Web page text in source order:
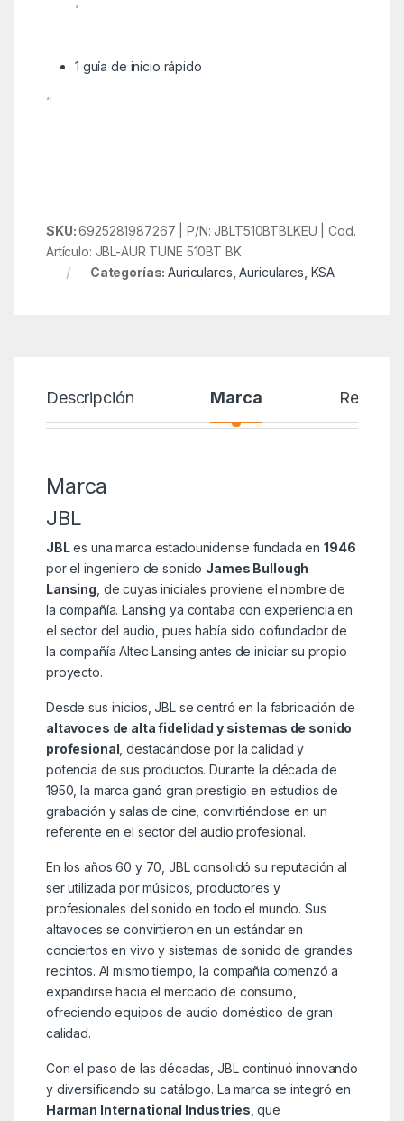
‘
1 guía de inicio rápido
“
SKU:6925281987267 | P/N: JBLT510BTBLKEU | Cod.
Artículo: JBL-AUR TUNE 510BT BK
Categorías:Auriculares ,Auriculares KSA
Descripción Marca Reseñas
Marca
JBL
JBLes una marca estadounidense fundada en 1946
por el ingeniero de sonido James Bullough
Lansing , de cuyas iniciales proviene el nombre de
la compañía. Lansing ya contaba con experiencia en
el sector del audio, pues había sido cofundador de
la compañía Altec Lansing antes de iniciar su propio
proyecto.
Desde sus inicios, JBL se centró en la fabricación de
altavoces de alta fidelidad y sistemas de sonido
profesional , destacándose por la calidad y
potencia de sus productos. Durante la década de
1950, la marca ganó gran prestigio en estudios de
grabación y salas de cine, convirtiéndose en un
referente en el sector del audio profesional.
En los años 60 y 70, JBL consolidó su reputación al
ser utilizada por músicos, productores y
profesionales del sonido en todo el mundo. Sus
altavoces se convirtieron en un estándar en
conciertos en vivo y sistemas de sonido de grandes
recintos. Al mismo tiempo, la compañía comenzó a
expandirse hacia el mercado de consumo,
ofreciendo equipos de audio doméstico de gran
calidad.
Con el paso de las décadas, JBL continuó innovando
y diversificando su catálogo. La marca se integró en
Harman International Industries , que